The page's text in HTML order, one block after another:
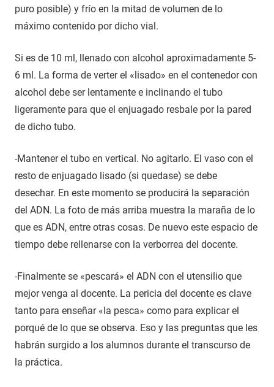
puro posible) y frío en la mitad de volumen de lo
máximo contenido por dicho vial.
Si es de 10 ml, llenado con alcohol aproximadamente 5-
6 ml. La forma de verter el «lisado» en el contenedor con
alcohol debe ser lentamente e inclinando el tubo
ligeramente para que el enjuagado resbale por la pared
de dicho tubo.
-Mantener el tubo en vertical. No agitarlo. El vaso con el
resto de enjuagado lisado (si quedase) se debe
desechar. En este momento se producirá la separación
del ADN. La foto de más arriba muestra la maraña de lo
que es ADN, entre otras cosas. De nuevo este espacio de
tiempo debe rellenarse con la verborrea del docente.
-Finalmente se «pescará» el ADN con el utensilio que
mejor venga al docente. La pericia del docente es clave
tanto para enseñar «la pesca» como para explicar el
porqué de lo que se observa. Eso y las preguntas que les
habrán surgido a los alumnos durante el transcurso de
la práctica.